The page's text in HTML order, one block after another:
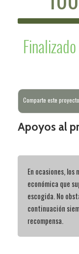
Finalizado
Comparte este proyecto
Apoyos al
En ocasiones, los
económica que
escogida. No
continuación
recompensa.